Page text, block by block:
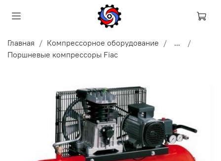
Главная Компрессорное оборудование
...
Поршневые компрессоры Fiac